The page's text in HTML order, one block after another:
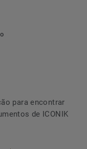
para encontrar
de ICONIK